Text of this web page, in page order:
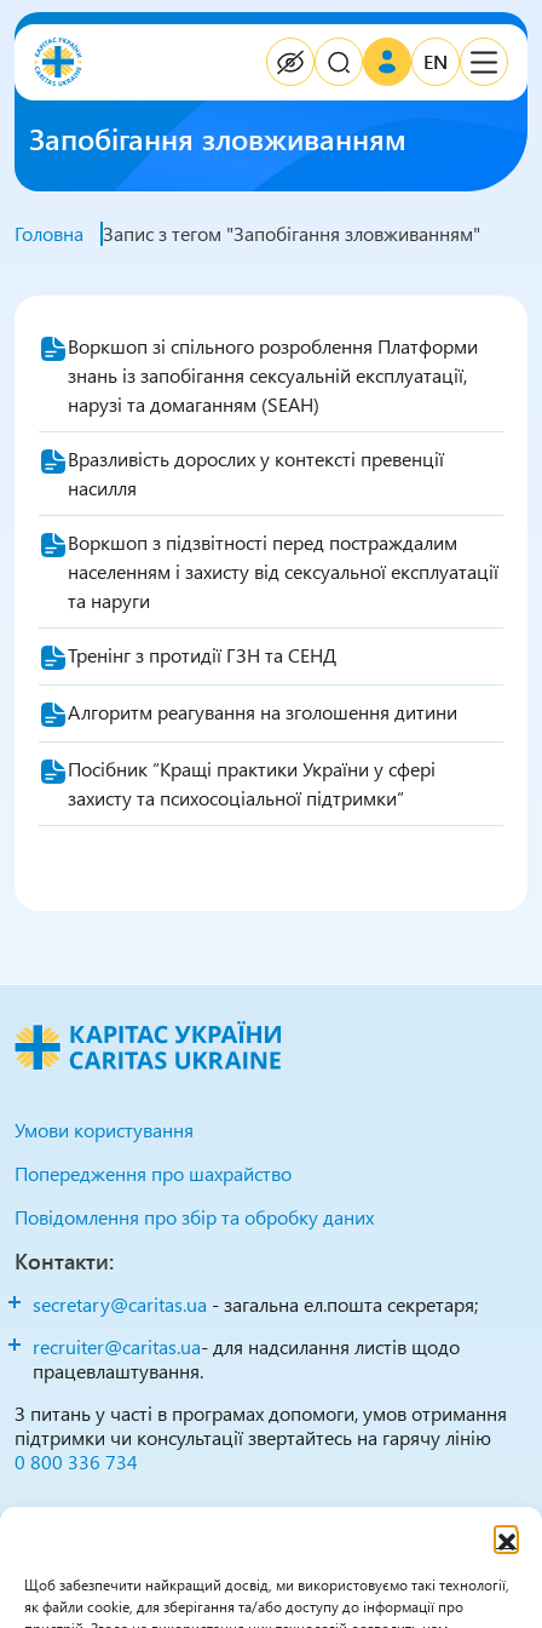
Щоб забезпечити найкращий досвід, ми використовуємо такі технології,
як файли cookie, для зберігання та/або доступу до інформації про
EN
Запобігання зловживанням
Головна Запис з тегом "Запобігання зловживанням"
Воркшоп зі спільного розроблення Платформи
знань із запобігання сексуальній експлуатації,
нарузі та домаганням (SEAH)
Вразливість дорослих у контексті превенції
насилля
Воркшоп з підзвітності перед постраждалим
населенням і захисту від сексуальної експлуатації
та наруги
Тренінг з протидії ГЗН та СЕНД
Алгоритм реагування на зголошення дитини
Посібник “Кращі практики України у сфері
захисту та психосоціальної підтримки”
Умови користування
Попередження про шахрайство
Повідомлення про збір та обробку даних
Контакти:
secretary@caritas.ua - загальна ел.пошта секретаря;
recruiter@caritas.ua- для надсилання листів щодо
працевлаштування.
З питань у часті в програмах допомоги, умов отримання
підтримки чи консультації звертайтесь на гарячу лінію
0 800 336 734
Повідомити про можливі випадки зловживань,
порушень, дискримінації тощо можна за цими
каналами:
0800 336 734(гаряча лінія працює Пн-Пт 09:30-